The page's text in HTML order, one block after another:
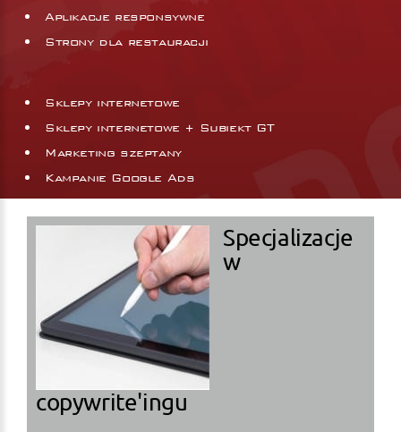
Aplikacje responsywne
Strony dla restauracji
Sklepy internetowe
Sklepy internetowe + Subiekt GT
Marketing szeptany
Kampanie Google Ads
Specjalizacje
w
copywrite'ingu